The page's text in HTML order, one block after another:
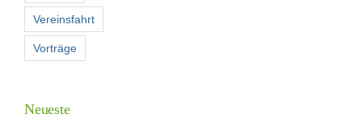
Vereinsfahrt
Vorträge
Neueste